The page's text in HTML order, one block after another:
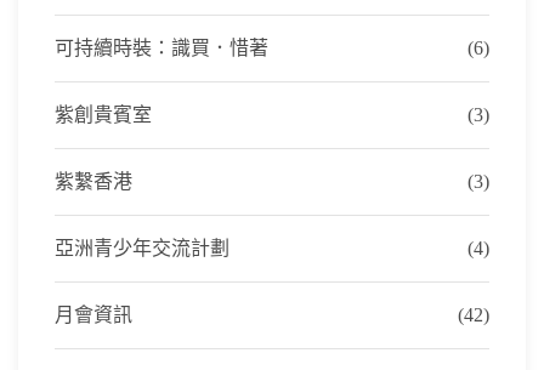
可持續時裝：識買．惜著 (6)
紫創貴賓室 (3)
紫繫香港 (3)
亞洲青少年交流計劃 (4)
月會資訊 (42)